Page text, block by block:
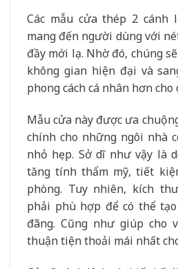
Các mẫu cửa thép 2 cánh
mang đến người dùng với
đầy mới lạ. Nhờ đó, chúng
không gian hiện đại và
phong cách cá nhân hơn cho
Mẫu cửa này được ưa
chính cho những ngôi nhà
nhỏ hẹp. Sở dĩ như vậy là
tăng tính thẩm mỹ, tiết
phòng. Tuy nhiên, kích
phải phù hợp để có thể
đãng. Cũng như giúp cho
thuận tiện thoải mái nhất